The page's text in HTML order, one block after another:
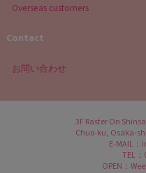
Overseas customers
Contact
お問い合わせ
3F Raster On
Chuo-ku, Osaka-
E-MAIL
TEL：
OPEN：